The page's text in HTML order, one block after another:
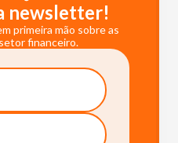
newsletter!
primeira mão sobre as
financeiro.